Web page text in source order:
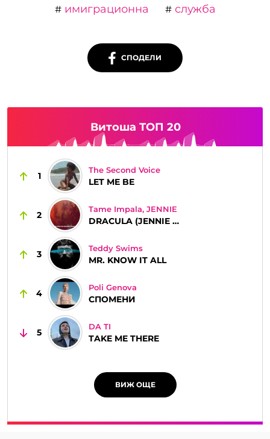
#имиграционна #служба
СПОДЕЛИ
Витоша ТОП 20
1
The Second Voice
LET ME BE
2
Tame Impala, JENNIE
DRACULA (JENNIE REMIX)
3
Teddy Swims
MR. KNOW IT ALL
4
Poli Genova
СПОМЕНИ
5
DA TI
TAKE ME THERE
ВИЖ ОЩЕ